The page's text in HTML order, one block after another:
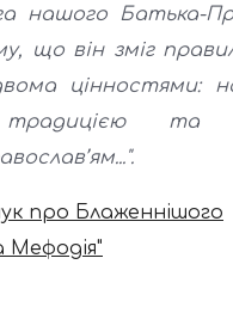
нашого Батька-
що він зміг
цінностями:
та
про Блаженнішого